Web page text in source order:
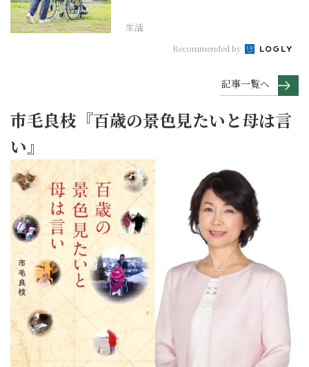
生活
Recommended by
記事一覧へ
市毛良枝『百歳の景色見たいと母は言
い』